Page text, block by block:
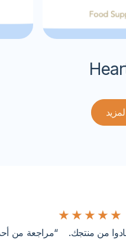
★
★
★
★
★
من منتجك.
“مراجعة من